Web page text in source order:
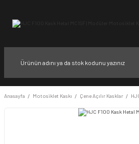
Anasayfa Motosiklet Kaskı Çene Açılır Kasklar